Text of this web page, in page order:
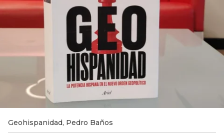
Geohispanidad, Pedro Baños